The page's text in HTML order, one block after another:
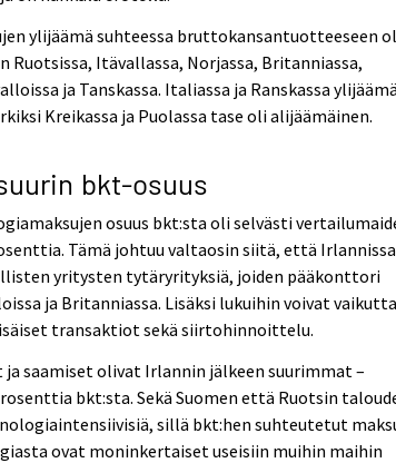
ylijäämä suhteessa bruttokansantuotteeseen
Ruotsissa, Itävallassa, Norjassa, Britanniassa,
ja Tanskassa. Italiassa ja Ranskassa
Kreikassa ja Puolassa tase oli alijäämäinen.
bkt-osuus
osuus bkt:sta oli selvästi
Tämä johtuu valtaosin siitä, että
yritysten tytäryrityksiä, joiden pääkonttori
ja Britanniassa. Lisäksi lukuihin voivat
transaktiot sekä siirtohinnoittelu.
ja saamiset olivat Irlannin jälkeen suurimmat –
bkt:sta. Sekä Suomen että Ruotsin
sillä bkt:hen suhteutetut
ovat moninkertaiset useisiin muihin maihin